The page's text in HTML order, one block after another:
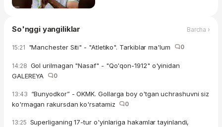
So'nggi yangiliklar Barcha ›
15:21 "Manchester Siti" - "Atletiko". Tarkiblar ma'lum 0
14:28 Gol urilmagan "Nasaf" - "Qo'qon-1912" o'yinidan
GALEREYA
0
13:43 “Bunyodkor” - OKMK. Gollarga boy o'tgan uchrashuvni siz
ko'rmagan rakursdan ko'rsatamiz
0
13:25 Superliganing 17-tur o'yinlariga hakamlar tayinlandi,